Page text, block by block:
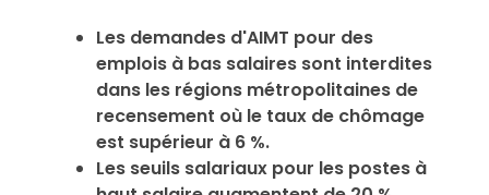
Les demandes d'AIMT pour des
emplois à bas salaires sont interdites
dans les régions métropolitaines de
recensement où le taux de chômage
est supérieur à 6 %.
Les seuils salariaux pour les postes à